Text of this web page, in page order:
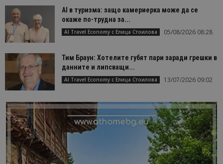
AI в туризма: защо камериерка може да се
окаже по-трудна за...
AI Travel Economy с Елица Стоилова 05/08/2026 08:28
Тим Браун: Хотелите губят пари заради грешки в
данните и липсващи...
AI Travel Economy с Елица Стоилова 13/07/2026 09:02